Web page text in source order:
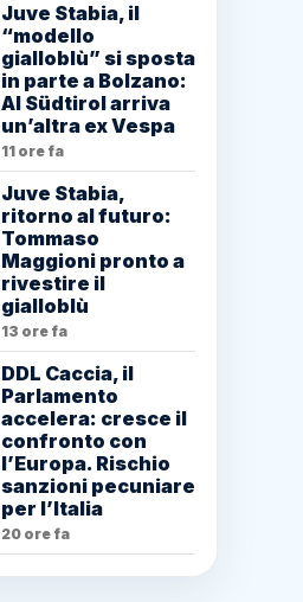
Juve Stabia, il
“modello
gialloblù” si sposta
in parte a Bolzano:
Al Südtirol arriva
un’altra ex Vespa
11 ore fa
Juve Stabia,
ritorno al futuro:
Tommaso
Maggioni pronto a
rivestire il
gialloblù
13 ore fa
DDL Caccia, il
Parlamento
accelera: cresce il
confronto con
l’Europa. Rischio
sanzioni pecuniare
per l’Italia
20 ore fa